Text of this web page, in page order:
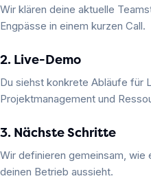
Wir klären deine aktuelle
Engpässe in einem kurzen Call.
2. Live-Demo
Du siehst konkrete Abläufe für
Projektmanagement und
3. Nächste Schritte
Wir definieren gemeinsam, wie
deinen Betrieb aussieht.